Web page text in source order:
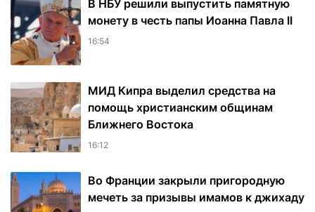
В НБУ решили выпустить памятную
монету в честь папы Иоанна Павла II
16:54
МИД Кипра выделил средства на
помощь христианским общинам
Ближнего Востока
16:12
Во Франции закрыли пригородную
мечеть за призывы имамов к джихаду